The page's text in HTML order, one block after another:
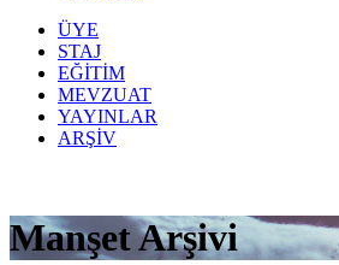
ÜYE
STAJ
EĞİTİM
MEVZUAT
YAYINLAR
ARŞİV
Manşet Arşivi